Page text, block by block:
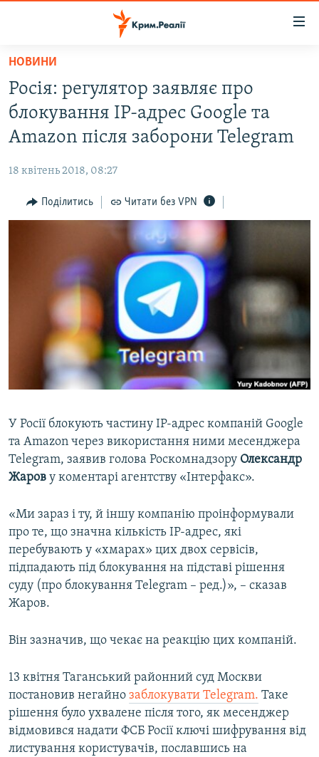
Перейти
основного
матеріалу
Перейти
до
основної
Перейти
до
ВОДА.КРИМ
ВІДЕО ТА ФОТО
БЛОГИ
ПОГЛЯД
ВСЕ ЗА ДЕНЬ
СПЕЦПРОЕКТИ
ДЕПОРТАЦІЯ
ВІДЕОУРОКИ «ELIFBE»
СВІДЧЕННЯ ОКУПАЦІЇ
УКРАЇНСЬКА ПРОБЛЕМА КРИМУ
ЯК ОБІЙТИ БЛОКУВАННЯ
Русский
Qırımtatar
Усі сайти RFE/RL
НОВИНИ
Росія: регулятор заявляє про
блокування IP-адрес Google та
Amazon після заборони Telegram
18 квітень 2018, 08:27
Поділитись Читати без VPN
У Росії блокують частину IP-адрес компаній Google
та Amazon через використання ними месенджера
Telegram, заявив голова Роскомнадзору Олександр
Жаров у коментарі агентству «Інтерфакс».
«Ми зараз і ту, й іншу компанію проінформували
про те, що значна кількість IP-адрес, які
перебувають у «хмарах» цих двох сервісів,
підпадають під блокування на підставі рішення
суду (про блокування Telegram – ред.)», – сказав
Жаров.
Він зазначив, що чекає на реакцію цих компаній.
13 квітня Таганський районний суд Москви
постановив негайно заблокувати Telegram. Таке
рішення було ухвалене після того, як месенджер
відмовився надати ФСБ Росії ключі шифрування від
листування користувачів, пославшись на